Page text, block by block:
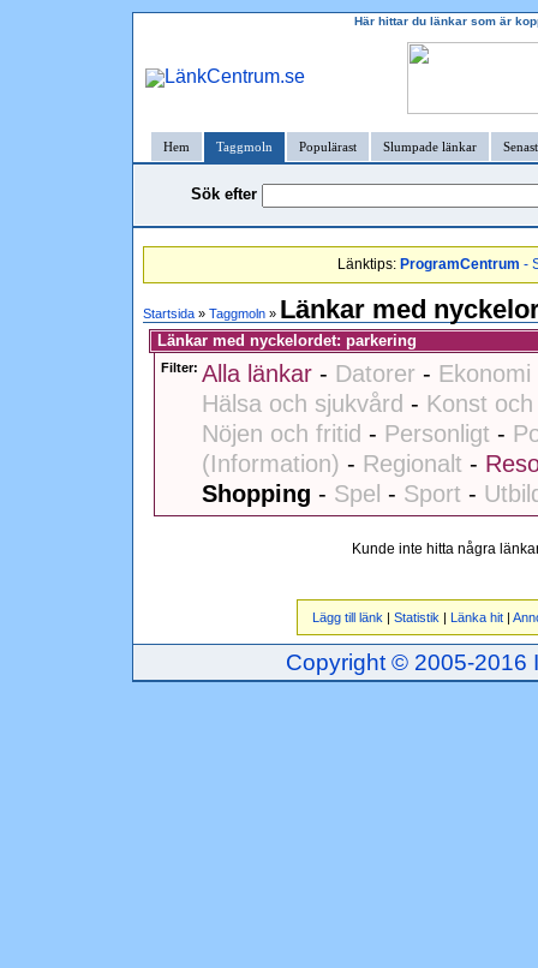
Här hittar du länkar som är
Hem Taggmoln Populärast Slumpade länkar
Sök efter
Länktips: ProgramCentrum -
Startsida » Taggmoln » Länkar med
Länkar med nyckelordet: parkering
Filter: Alla länkar - Datorer -
Hälsa och sjukvård - Konst
Nöjen och fritid - Personligt -
(Information) - Regionalt -
Shopping - Spel - Sport -
Kunde inte hitta några
Lägg till länk | Statistik | Länka hit|
Copyright © 2005-2016